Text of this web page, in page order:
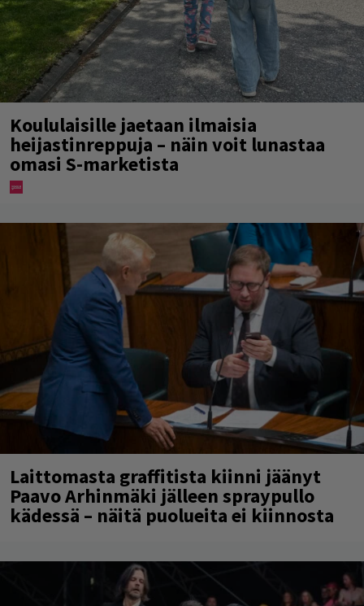
Koululaisille jaetaan ilmaisia
heijastinreppuja – näin voit lunastaa
omasi S-marketista
Laittomasta graffitista kiinni jäänyt
Paavo Arhinmäki jälleen spraypullo
kädessä – näitä puolueita ei kiinnosta